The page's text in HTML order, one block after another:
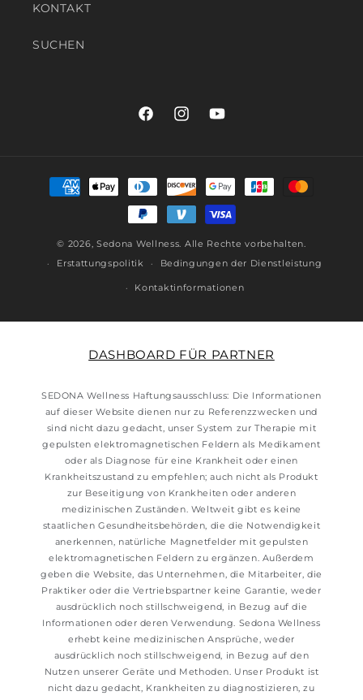
KONTAKT
SUCHEN
FacebookInstagramYouTube
Zahlungsmöglichkeiten
© 2026, Sedona Wellness. Alle Rechte vorbehalten.
Erstattungspolitik
Bedingungen der Dienstleistung
Kontaktinformationen
DASHBOARD FÜR PARTNER
SEDONA Wellness Haftungsausschluss: Die Informationen
auf dieser Website dienen nur zu Referenzzwecken und
sind nicht dazu gedacht, unser System zur Therapie mit
gepulsten elektromagnetischen Feldern als Medikament
oder als Diagnose für eine Krankheit oder einen
Krankheitszustand zu empfehlen; auch nicht als Produkt
zur Beseitigung von Krankheiten oder anderen
medizinischen Zuständen. Weltweit gibt es keine
staatlichen Gesundheitsbehörden, die die Notwendigkeit
anerkennen, natürliche Magnetfelder mit gepulsten
elektromagnetischen Feldern zu ergänzen. Außerdem
geben die Website, das Unternehmen, die Mitarbeiter, die
Praktiker oder die Vertriebspartner keine Garantie, weder
ausdrücklich noch stillschweigend, in Bezug auf die
Informationen oder deren Verwendung. Sedona Wellness
erhebt keine medizinischen Ansprüche, weder
ausdrücklich noch stillschweigend, in Bezug auf den
Nutzen unserer Geräte und Methoden. Unser Produkt ist
nicht dazu gedacht, Krankheiten zu diagnostizieren, zu